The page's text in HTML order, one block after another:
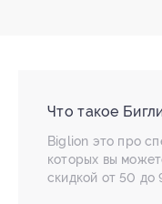
Что такое
Biglion это про
которых вы
скидкой от 50 до